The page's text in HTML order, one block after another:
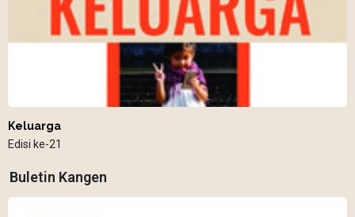
Keluarga
Edisi ke-21
Buletin Kangen